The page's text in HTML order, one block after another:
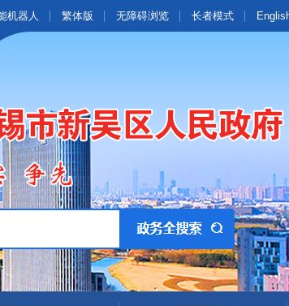
机器人 繁体版 无障碍浏览 长者模式